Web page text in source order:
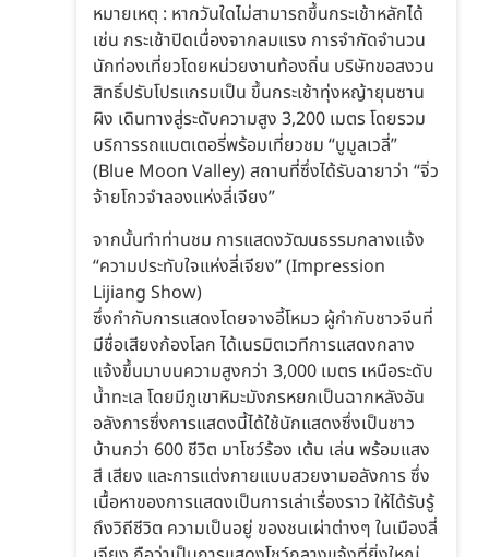
หมายเหตุ : หากวันใดไม่สามารถขึ้นกระเช้าหลักได้
เช่น กระเช้าปิดเนื่องจากลมแรง การจำกัดจำนวน
นักท่องเที่ยวโดยหน่วยงานท้องถิ่น บริษัทขอสงวน
สิทธิ์ปรับโปรแกรมเป็น ขึ้นกระเช้าทุ่งหญ้ายุนซาน
ผิง เดินทางสู่ระดับความสูง 3,200 เมตร โดยรวม
บริการรถแบตเตอรี่พร้อมเที่ยวชม “บูมูลเวลี่”
(Blue Moon Valley) สถานที่ซึ่งได้รับฉายาว่า “จิ่ว
จ้ายโกวจำลองแห่งลี่เจียง”
จากนั้นทำท่านชม การแสดงวัฒนธรรมกลางแจ้ง
“ความประทับใจแห่งลี่เจียง” (Impression
Lijiang Show)
ซึ่งกำกับการแสดงโดยจางอี้โหมว ผู้กำกับชาวจีนที่
มีชื่อเสียงก้องโลก ได้เนรมิตเวทีการแสดงกลาง
แจ้งขึ้นมาบนความสูงกว่า 3,000 เมตร เหนือระดับ
น้ำทะเล โดยมีภูเขาหิมะมังกรหยกเป็นฉากหลังอัน
อลังการซึ่งการแสดงนี้ได้ใช้นักแสดงซึ่งเป็นชาว
บ้านกว่า 600 ชีวิต มาโชว์ร้อง เต้น เล่น พร้อมแสง
สี เสียง และการแต่งกายแบบสวยงามอลังการ ซึ่ง
เนื้อหาของการแสดงเป็นการเล่าเรื่องราว ให้ได้รับรู้
ถึงวิถีชีวิต ความเป็นอยู่ ของชนเผ่าต่างๆ ในเมืองลี่